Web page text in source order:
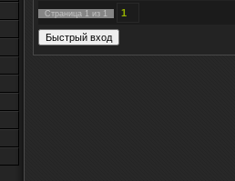
Страница 1 из 1 1